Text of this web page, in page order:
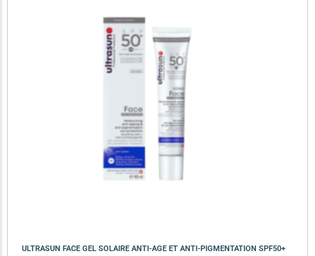
ULTRASUN FACE GEL SOLAIRE ANTI-AGE ET ANTI-PIGMENTATION SPF50+